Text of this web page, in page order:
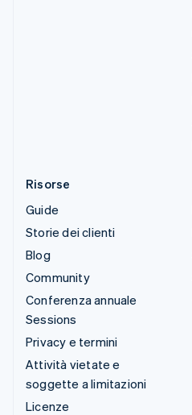
Risorse
Guide
Storie dei clienti
Blog
Community
Conferenza annuale
Sessions
Privacy e termini
Attività vietate e
soggette a limitazioni
Licenze